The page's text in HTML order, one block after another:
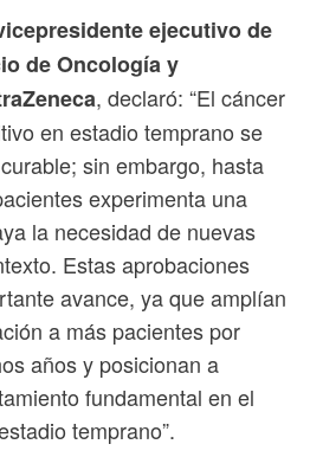
ejecutivo de
de Oncología y
, declaró: “El cáncer
en estadio temprano se
sin embargo, hasta
experimenta una
la necesidad de nuevas
Estas aprobaciones
avance, ya que amplían
a más pacientes por
años y posicionan a
fundamental en el
temprano”.